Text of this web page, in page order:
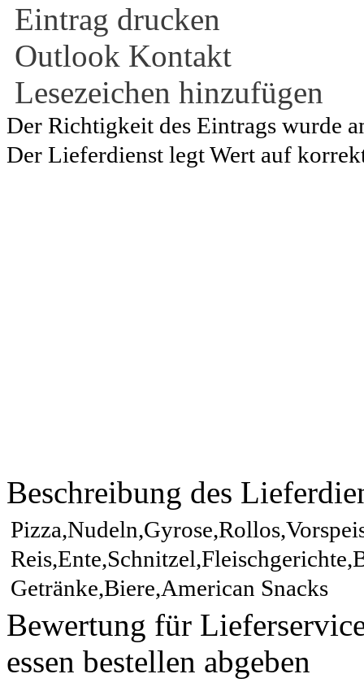
Eintrag drucken
Outlook Kontakt
Lesezeichen hinzufügen
Der Richtigkeit des Eintrags wurde
Der Lieferdienst legt Wert auf
Beschreibung des
Getränke,Biere,American Snacks
Bewertung für
essen bestellen abgeben